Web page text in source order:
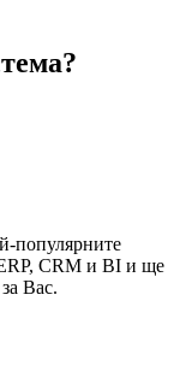
популярните
CRM и BI и ще
Вас.